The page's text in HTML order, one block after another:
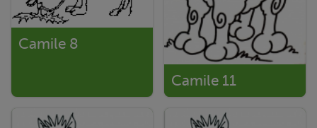
Camile 8
Camile 11